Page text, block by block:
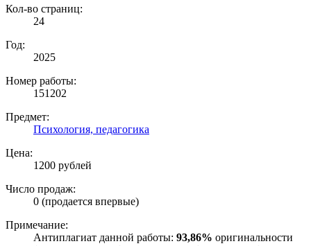
Кол-во страниц:
24
Год:
2025
Номер работы:
151202
Предмет:
Психология, педагогика
Цена:
1200 рублей
Число продаж:
0 (продается впервые)
Примечание:
Антиплагиат данной работы: 93,86% оригинальности